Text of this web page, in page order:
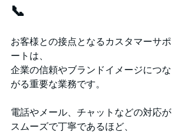
📞
お客様との接点となるカスタマーサポ
ートは、
企業の信頼やブランドイメージにつな
がる重要な業務です。
電話やメール、チャットなどの対応が
スムーズで丁寧であるほど、